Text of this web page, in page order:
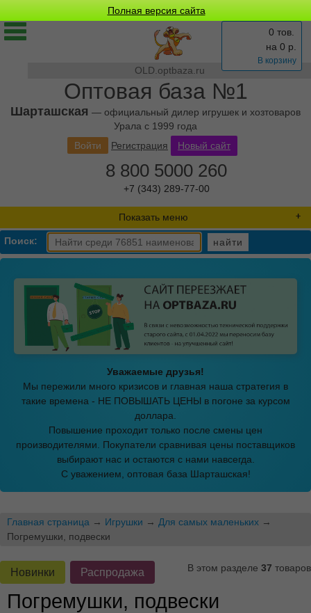
Полная версия сайта
OLD.optbaza.ru
Оптовая база №1
Шарташская — официальный дилер игрушек и хозтоваров
Урала с 1999 года
0 тов.
на 0 р.
В корзину
Войти Регистрация Новый сайт
8 800 5000 260
+7 (343) 289-77-00
Показать меню
Поиск: найти
Уважаемые друзья!
Мы пережили много кризисов и главная наша стратегия в
такие времена - НЕ ПОВЫШАТЬ ЦЕНЫ в погоне за курсом
доллара.
Повышение проходит только после смены цен
производителями. Покупатели сравнивая цены поставщиков
выбирают нас и остаются с нами навсегда.
С уважением, оптовая база Шарташская!
Главная страница → Игрушки → Для самых маленьких →
Погремушки, подвески
В этом разделе 37 товаров
Новинки Распродажа
Погремушки, подвески